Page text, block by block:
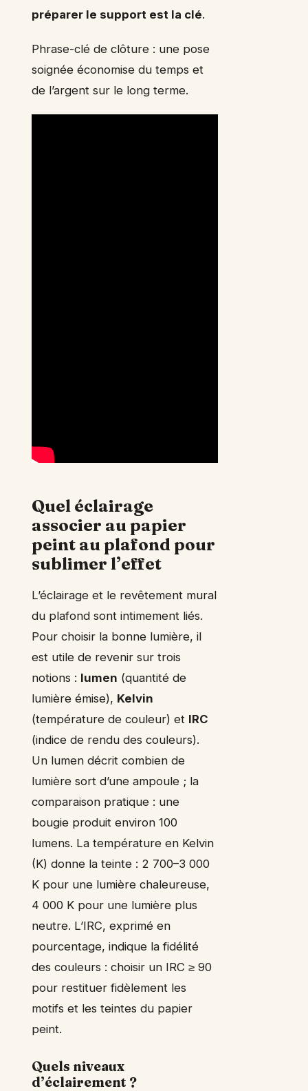
préparer le support est la clé.
Phrase-clé de clôture : une pose
soignée économise du temps et
de l’argent sur le long terme.
Quel éclairage
associer au papier
peint au plafond pour
sublimer l’effet
L’éclairage et le revêtement mural
du plafond sont intimement liés.
Pour choisir la bonne lumière, il
est utile de revenir sur trois
notions : lumen (quantité de
lumière émise), Kelvin
(température de couleur) et IRC
(indice de rendu des couleurs).
Un lumen décrit combien de
lumière sort d’une ampoule ; la
comparaison pratique : une
bougie produit environ 100
lumens. La température en Kelvin
(K) donne la teinte : 2 700–3 000
K pour une lumière chaleureuse,
4 000 K pour une lumière plus
neutre. L’IRC, exprimé en
pourcentage, indique la fidélité
des couleurs : choisir un IRC ≥ 90
pour restituer fidèlement les
motifs et les teintes du papier
peint.
Quels niveaux
d’éclairement ?